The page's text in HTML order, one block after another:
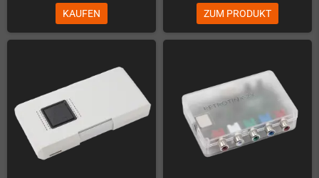
KAUFEN ZUM PRODUKT